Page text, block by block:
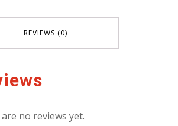
REVIEWS (0)
no reviews yet.